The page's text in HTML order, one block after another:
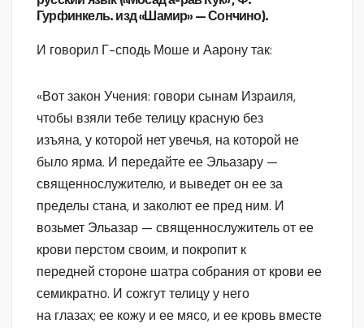
Гурфинкель. изд «Шамир» — Сончино).
И говорил Г-сподь Моше и Аарону так:
«Вот закон Учения: говори сынам Израиля,
чтобы взяли тебе телицу красную без
изъяна, у которой нет увечья, на которой не
было ярма. И передайте ее Эльазару —
священнослужителю, и выведет он ее за
пределы стана, и заколют ее пред ним. И
возьмет Эльазар — священнослужитель от ее
крови перстом своим, и покропит к
передней стороне шатра собрания от крови ее
семикратно. И сожгут телицу у него
на глазах; ее кожу и ее мясо, и ее кровь вместе